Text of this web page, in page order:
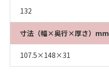
132
寸法（幅×奥行×厚さ）mm
107.5×148×31